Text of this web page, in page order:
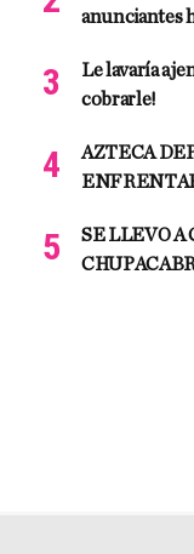
anunciantes
Le lavaría
cobrarle!
AZTECA
SE LLEVO A